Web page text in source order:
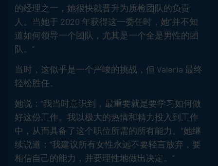
的经理之一，她很快就晋升为质检团队的负责
人。当她于 2020 年获得这一委任时，她“并不知
道如何领导一个团队，尤其是一个全是男性的团
队。”
当时，这似乎是一个严峻的挑战，但 Valeria 最终
轻松胜任。
她说：“我当时意识到，最重要就是要学习如何做
好这份工作。我以极大的热情和精力投入到工作
中，从而具备了这个职位所需的所有能力。”她继
续说道：“我建议所有女性永远不要轻言放弃，要
相信自己的能力，并要理性地做出决定。”